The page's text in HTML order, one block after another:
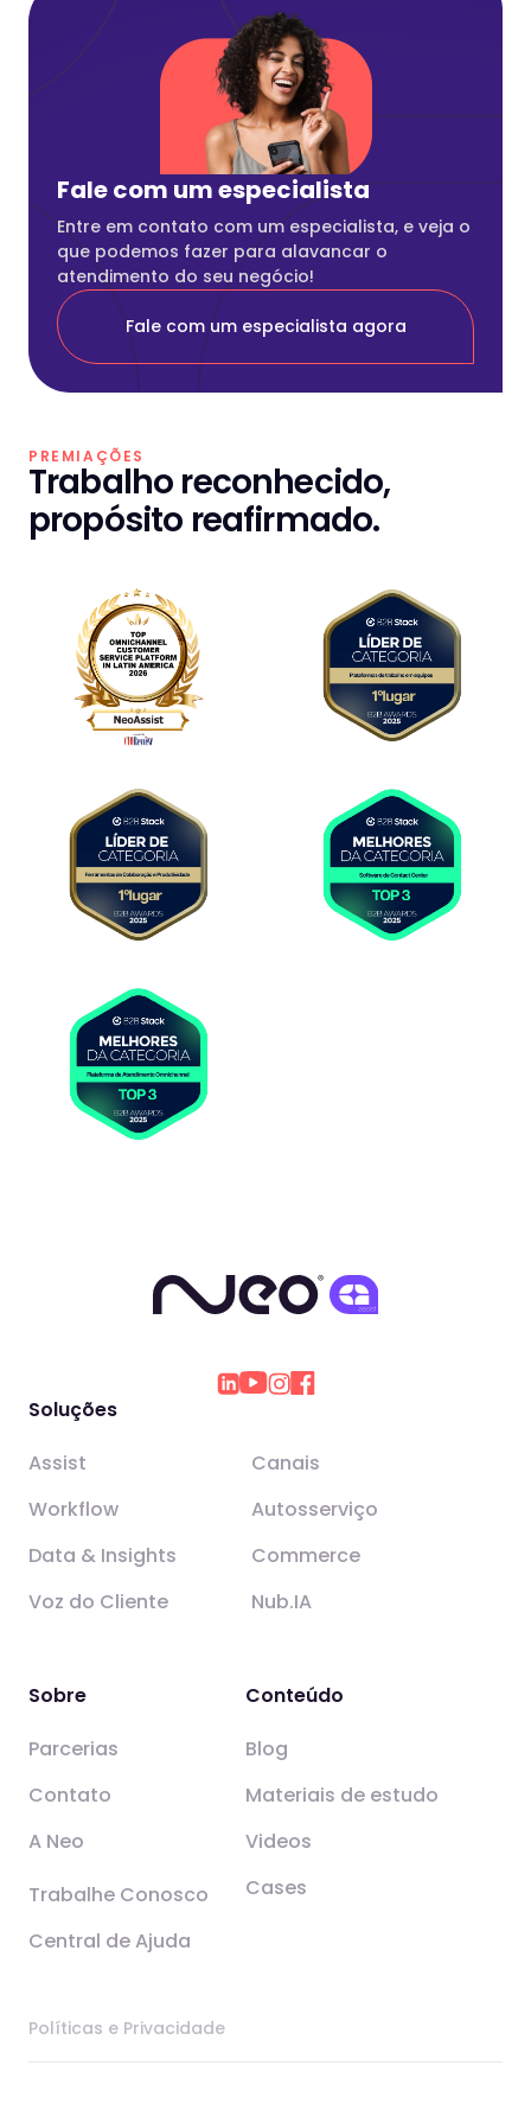
Fale com um especialista
Entre em contato com um especialista, e veja o
que podemos fazer para alavancar o
atendimento do seu negócio!
Fale com um especialista agora
PREMIAÇÕES
Trabalho reconhecido,
propósito reafirmado.
Soluções
Assist
Canais
Workflow
Autosserviço
Data & Insights
Commerce
Voz do Cliente
Nub.IA
Conteúdo
Blog
Materiais de estudo
Videos
Cases
Sobre
Parcerias
Contato
A Neo
Trabalhe Conosco
Central de Ajuda
Políticas e Privacidade